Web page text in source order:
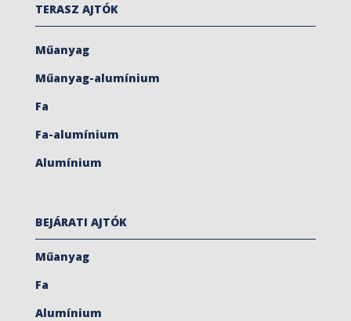
TERASZ AJTÓK
Műanyag
Műanyag-alumínium
Fa
Fa-alumínium
Alumínium
BEJÁRATI AJTÓK
Műanyag
Fa
Alumínium